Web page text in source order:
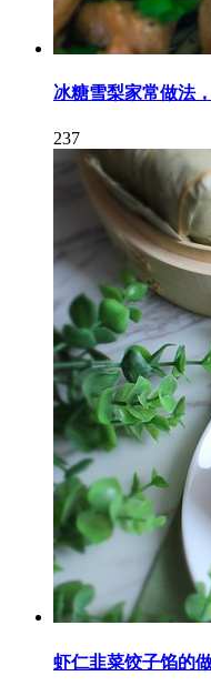
冰糖雪梨家常做法
237
虾仁韭菜饺子馅的